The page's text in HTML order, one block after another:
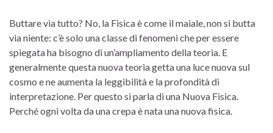
Buttare via tutto? No, la Fisica è come il maiale, non si butta
via niente: c’è solo una classe di fenomeni che per essere
spiegata ha bisogno di un’ampliamento della teoria. E
generalmente questa nuova teoria getta una luce nuova sul
cosmo e ne aumenta la leggibilità e la profondità di
interpretazione. Per questo si parla di una Nuova Fisica.
Perché ogni volta da una crepa è nata una nuova fisica.